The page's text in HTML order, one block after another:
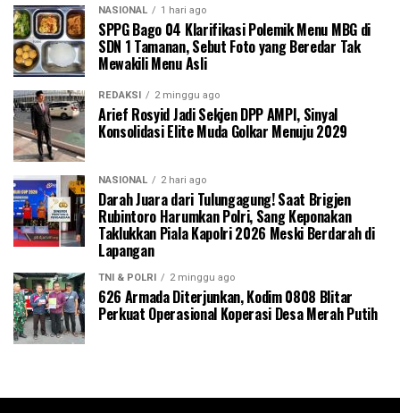
NASIONAL 1 hari ago
SPPG Bago 04 Klarifikasi Polemik Menu MBG di
SDN 1 Tamanan, Sebut Foto yang Beredar Tak
Mewakili Menu Asli
REDAKSI 2 minggu ago
Arief Rosyid Jadi Sekjen DPP AMPI, Sinyal
Konsolidasi Elite Muda Golkar Menuju 2029
NASIONAL 2 hari ago
Darah Juara dari Tulungagung! Saat Brigjen
Rubintoro Harumkan Polri, Sang Keponakan
Taklukkan Piala Kapolri 2026 Meski Berdarah di
Lapangan
TNI & POLRI 2 minggu ago
626 Armada Diterjunkan, Kodim 0808 Blitar
Perkuat Operasional Koperasi Desa Merah Putih